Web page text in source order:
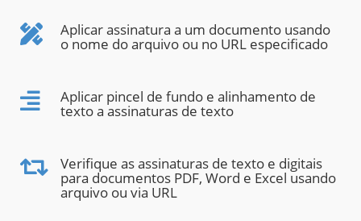
Aplicar assinatura a um documento usando
o nome do arquivo ou no URL especificado
Aplicar pincel de fundo e alinhamento de
texto a assinaturas de texto
Verifique as assinaturas de texto e digitais
para documentos PDF, Word e Excel usando
arquivo ou via URL